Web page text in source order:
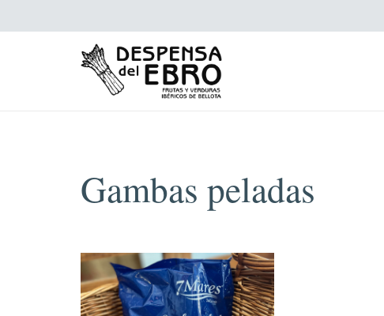
Gambas peladas